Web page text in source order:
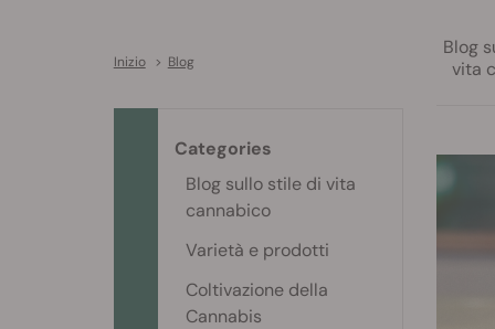
Inizio > Blog
Blog
vita
Categories
Blog sullo stile di vita
cannabico
Varietà e prodotti
Coltivazione della
Cannabis